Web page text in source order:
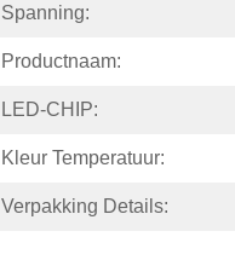
Spanning:
Productnaam:
LED-CHIP:
Kleur Temperatuur:
Verpakking Details: